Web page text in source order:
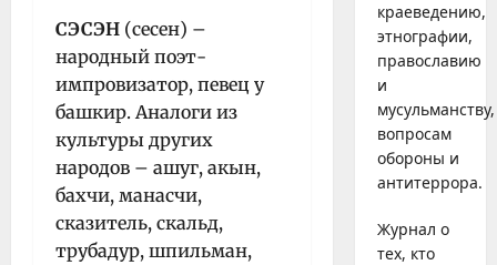
СЭСЭН (сесен) –
народный поэт-
импровизатор, певец у
башкир. Аналоги из
культуры других
народов – ашуг, акын,
бахчи, манасчи,
сказитель, скальд,
трубадур, шпильман,
краеведению,
этнографии,
православию
и
мусульманству,
вопросам
обороны и
антитеррора.
Журнал о
тех, кто